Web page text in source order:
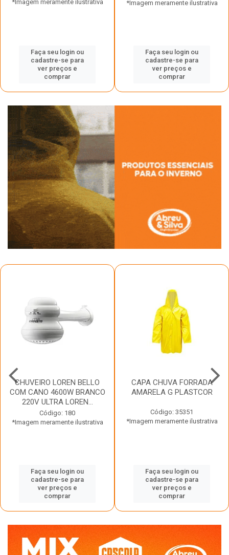
*Imagem meramente ilustrativa
Faça seu login ou
cadastre-se para
ver preços e
comprar
*Imagem meramente ilustrativa
Faça seu login ou
cadastre-se para
ver preços e
comprar
CHUVEIRO LOREN BELLO
COM CANO 4600W BRANCO
220V ULTRA LOREN...
Código: 180
*Imagem meramente ilustrativa
Faça seu login ou
cadastre-se para
ver preços e
comprar
CAPA CHUVA FORRADA
AMARELA G PLASTCOR
Código: 35351
*Imagem meramente ilustrativa
Faça seu login ou
cadastre-se para
ver preços e
comprar